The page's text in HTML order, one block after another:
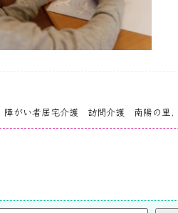
障がい者居宅介護 訪問介護 南陽の里,